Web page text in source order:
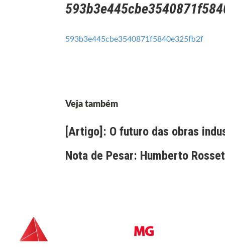
593b3e445cbe3540871f5840e325fb2f
Veja também
[Artigo]: O futuro das obras
Nota de Pesar: Humberto